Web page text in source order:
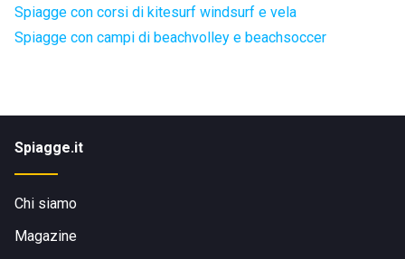
Spiagge con corsi di kitesurf windsurf e vela
Spiagge con campi di beachvolley e beachsoccer
Spiagge.it
Chi siamo
Magazine